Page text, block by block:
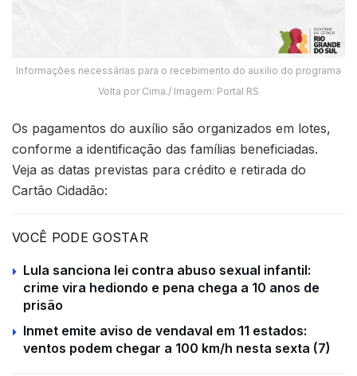
Informações necessárias para o recebimento do auxílio do programa
Volta por Cima./ Imagem: Portal RS
Os pagamentos do auxílio são organizados em lotes,
conforme a identificação das famílias beneficiadas.
Veja as datas previstas para crédito e retirada do
Cartão Cidadão:
VOCÊ PODE GOSTAR
Lula sanciona lei contra abuso sexual infantil:
crime vira hediondo e pena chega a 10 anos de
prisão
Inmet emite aviso de vendaval em 11 estados:
ventos podem chegar a 100 km/h nesta sexta (7)